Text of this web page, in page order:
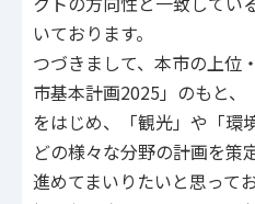
いております。
つづきまして、本市の上位
市基本計画2025」のもと
をはじめ、「観光」や「環
どの様々な分野の計画を策
進めてまいりたいと思って